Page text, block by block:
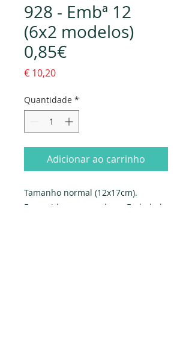
928 - Embª 12
(6x2 modelos)
0,85€
€ 10,20Preço
Quantidade *
Adicionar ao carrinho
Tamanho normal (12x17cm).
Fornecido com envelope. Embalado